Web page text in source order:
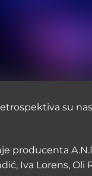
su
producenta
Iva Lorens,